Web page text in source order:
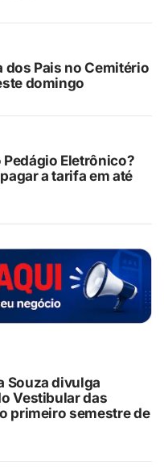
dos Pais no Cemitério
domingo
Pedágio Eletrônico?
a tarifa em até
Souza divulga
Vestibular das
primeiro semestre de